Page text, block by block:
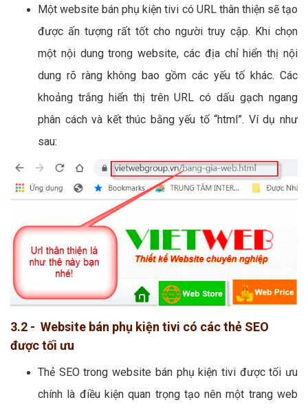
Một website bán phụ kiện tivi có URL thân thiện sẽ tạo
được ấn tượng rất tốt cho người truy cập. Khi chọn
một nội dung trong website, các địa chỉ hiển thị nội
dung rõ ràng không bao gồm các yếu tố khác. Các
khoảng trắng hiển thị trên URL có dấu gạch ngang
phân cách và kết thúc bằng yếu tố “html”. Ví dụ như
sau:
3.2 - Website bán phụ kiện tivi có các thẻ SEO
được tối ưu
Thẻ SEO trong website bán phụ kiện tivi được tối ưu
chính là điều kiện quan trọng tạo nên một trang web